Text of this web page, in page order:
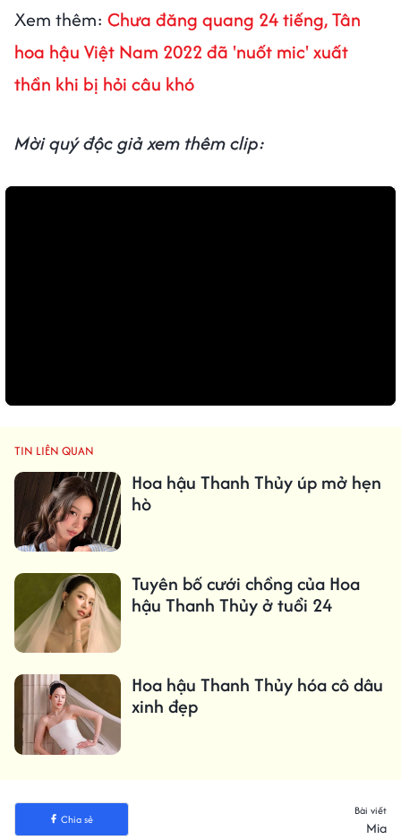
Xem thêm: Chưa đăng quang 24 tiếng, Tân
hoa hậu Việt Nam 2022 đã 'nuốt mic' xuất
thần khi bị hỏi câu khó
Mời quý độc giả xem thêm clip:
TIN LIÊN QUAN
Hoa hậu Thanh Thủy úp mở hẹn
hò
Tuyên bố cưới chồng của Hoa
hậu Thanh Thủy ở tuổi 24
Hoa hậu Thanh Thủy hóa cô dâu
xinh đẹp
Chia sẻ
Bài viết
Mia